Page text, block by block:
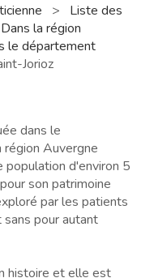
>
Liste des
Dans la région
le département
Jorioz
dans le
Auvergne
population d'environ 5
son patrimoine
par les patients
sans pour autant
histoire et elle est